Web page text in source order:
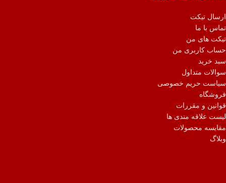
ارسال تیکت
تماس با ما
تیکت های من
حساب کاربری من
سبد خرید
سوالات متداول
سیاست حریم خصوصی
فروشگاه
قوانین و مقررات
لیست علاقه مندی ها
مقایسه محصولات
وبلاگ